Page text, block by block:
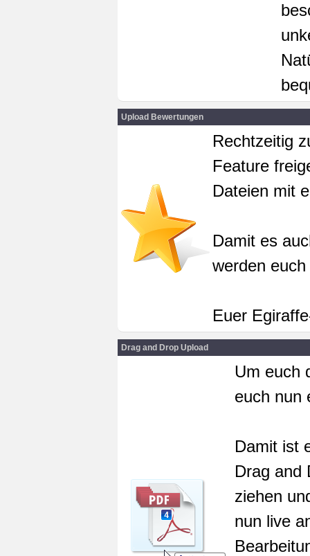
Upload Bewertungen
Rechtzeitig
Feature
Dateien mit
Damit es
werden
Euer
Drag and Drop Upload
Um euch
euch nun
Damit ist
Drag and
ziehen
nun live